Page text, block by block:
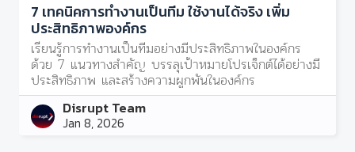
7 เทคนิคการทำงานเป็นทีม ใช้งานได้จริง เพิ่ม
ประสิทธิภาพองค์กร
เรียนรู้การทำงานเป็นทีมอย่างมีประสิทธิภาพในองค์กร
ด้วย 7 แนวทางสำคัญ บรรลุเป้าหมายโปรเจ็กต์ได้อย่างมี
ประสิทธิภาพ และสร้างความผูกพันในองค์กร
Disrupt Team
Jan 8, 2026